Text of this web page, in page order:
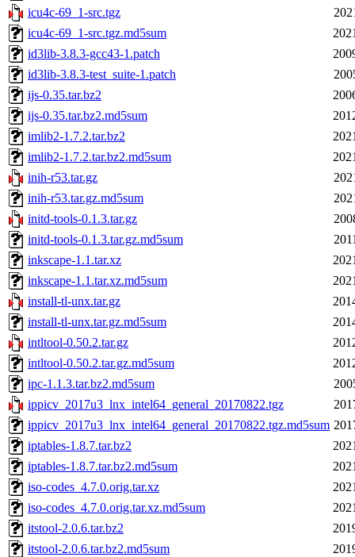
icu4c-69_1-src.tgz
icu4c-69_1-src.tgz.md5sum
id3lib-3.8.3-gcc43-1.patch
id3lib-3.8.3-test_suite-1.patch
ijs-0.35.tar.bz2
ijs-0.35.tar.bz2.md5sum
imlib2-1.7.2.tar.bz2
imlib2-1.7.2.tar.bz2.md5sum
inih-r53.tar.gz
inih-r53.tar.gz.md5sum
initd-tools-0.1.3.tar.gz
initd-tools-0.1.3.tar.gz.md5sum
inkscape-1.1.tar.xz
inkscape-1.1.tar.xz.md5sum
install-tl-unx.tar.gz
install-tl-unx.tar.gz.md5sum
intltool-0.50.2.tar.gz
intltool-0.50.2.tar.gz.md5sum
ipc-1.1.3.tar.bz2.md5sum
ippicv_2017u3_lnx_intel64_general_20170822.tgz
ippicv_2017u3_lnx_intel64_general_20170822.tgz.md5sum
iptables-1.8.7.tar.bz2
iptables-1.8.7.tar.bz2.md5sum
iso-codes_4.7.0.orig.tar.xz
iso-codes_4.7.0.orig.tar.xz.md5sum
itstool-2.0.6.tar.bz2
itstool-2.0.6.tar.bz2.md5sum